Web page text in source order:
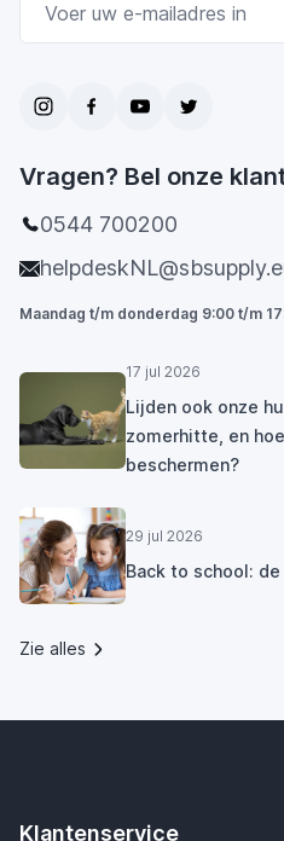
Vragen? Bel onze
0544 700200
Maandag t/m donderdag 9:00 t/m
17 jul 2026
Lijden ook onze
zomerhitte, en
beschermen?
29 jul 2026
Back to school:
Zie alles
Klantenservice